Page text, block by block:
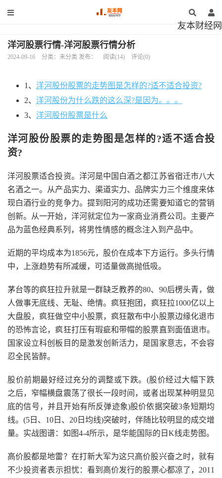
友本财经网
洋河股票行情-洋河股票行情分析
2024-09-16 分类：未分类 发布： 阅读(14) 评论(0)
1、 洋河股份股票的走势图是怎样的?适不适合投资?
2、 洋河股份为什么跌的这么深?是因为。。。
3、 洋河股份股票是什么
洋河股份股票的走势图是怎样的?适不适合投
资?
洋河股票适合投资。洋河是中国白酒之都江苏省宿迁市八大
名酒之一。从产品实力、渠道实力、品牌实力三个维度来体
现白酒行业的竞争力。提到阳河的成功还需要知道它的营销
创新。从一开始，洋河就定位为一家商业消费公司。主要产
品为蓝色经典系列，将男性情感的概念注入到产品中。
近期的平均成本为1856元，股价在成本下方运行。多头行情
中，上涨趋势有所减缓，可适量做高抛低吸。
茅台等的疯狂拉升就是一群缺乏教养的80、90后楞头青，做
人做事无底线、无耻、绝情。疯狂抱团，疯狂拉1000亿以上
大盘股，疯狂做空中小股票，疯狂散布中小股票边缘化退市
的恐怖言论，疯狂打压有瑕疵和带帽的股票直到面值退市。
国家设立科创板目的是激发创新活力，是国家意志，不会容
忍全民皆醉。
股价前期最好经过充分的调整或下跌。(股价经过大幅下跌
之后，窄幅横盘震荡了很长一段时间，或者出现某种明显见
底的信号，并且开始有所反弹迹象)股价依据突破3条短期均
线。(5日、10日、20日均线)突破时，伴随比较明显的成交增
量。实战图谱：如图4-4所示，是华能国际的日K线走势图。
高价股都是地雷？在打新大军为这只高价股兴奋之时，就有
不少投资者表示担忧：看到高价发行的股票心都凉了，2011